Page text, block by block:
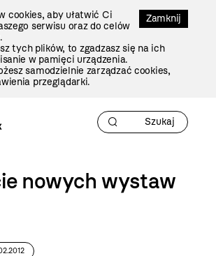
Zamknij
cookies, aby ułatwić Ci
serwisu oraz do celów
tych plików, to zgadzasz się na ich
w pamięci urządzenia.
samodzielnie zarządzać cookies,
przeglądarki.
nowych wystaw